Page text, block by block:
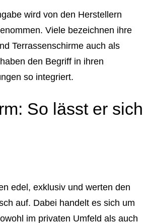
wird von den Herstellern
Viele bezeichnen ihre
Terrassenschirme auch als
den Begriff in ihren
so integriert.
So lässt er sich
edel, exklusiv und werten den
auf. Dabei handelt es sich um
im privaten Umfeld als auch